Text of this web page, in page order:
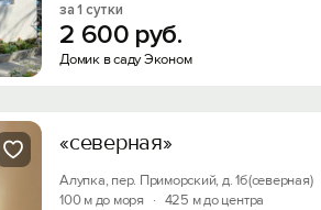
за 1 сутки
2 600 руб.
Домик в саду Эконом
«северная»
Алупка, пер. Приморский, д. 1б(северная)
100 м до моря
· 425 м до центра